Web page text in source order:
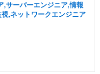
,サーバーエンジニア,情報
,ネットワークエンジニア